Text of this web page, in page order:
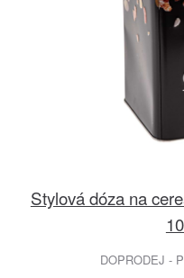
Stylová dóza na
DOPRODEJ -